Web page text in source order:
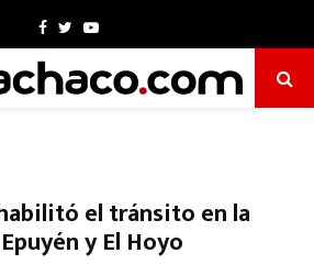
Facebook
TwitterYoutube
el tránsito en la
y El Hoyo